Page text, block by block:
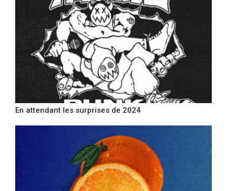
En attendant les surprises de 2024